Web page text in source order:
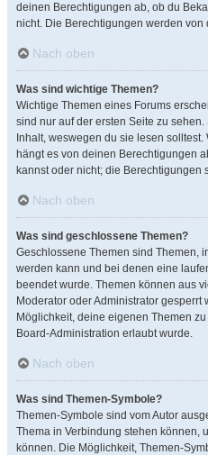
deinen Berechtigungen ab, ob du
nicht. Die Berechtigungen werden
Nach oben
Was sind wichtige Themen?
Wichtige Themen eines Forums
sind nur auf der ersten Seite zu
Inhalt, weswegen du sie lesen
hängt es von deinen Berechtigungen
kannst oder nicht; die
Nach oben
Was sind geschlossene Themen?
Geschlossene Themen sind Themen,
werden kann und bei denen eine
beendet wurde. Themen können aus
Moderator oder Administrator
Möglichkeit, deine eigenen Themen
Board-Administration erlaubt wurde.
Nach oben
Was sind Themen-Symbole?
Themen-Symbole sind vom Autor
Thema in Verbindung stehen können,
können. Die Möglichkeit, Themen-